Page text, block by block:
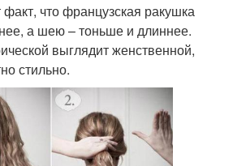
что французская ракушка
а шею – тоньше и длиннее.
выглядит женственной,
стильно.